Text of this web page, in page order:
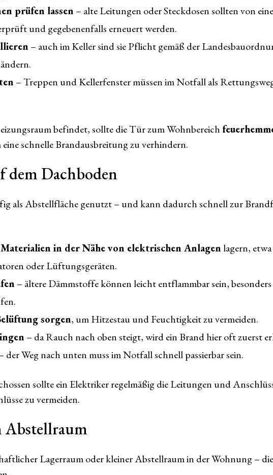
prüfen lassen – alte Leitungen oder Steckdosen sollten von
und gegebenenfalls erneuert werden.
– auch im Keller sind sie Pflicht gemäß der
– Treppen und Kellerfenster müssen im Notfall als
befindet, sollte die Tür zum Wohnbereich
schnelle Brandausbreitung zu verhindern.
dem Dachboden
als Abstellfläche genutzt – und kann dadurch schnell zur
in der Nähe von elektrischen Anlagenlagern,
oder Lüftungsgeräten.
– ältere Dämmstoffe können leicht entflammbar sein,
sorgen, um Hitzestau und Feuchtigkeit zu vermeiden.
– da Rauch nach oben steigt, wird ein Brand hier oft zuerst
der Weg nach unten muss im Notfall schnell passierbar sein.
sollte ein Elektriker regelmäßig die Leitungen und
zu vermeiden.
Abstellraum
Lagerraum oder kleiner Abstellraum in der Wohnung – die